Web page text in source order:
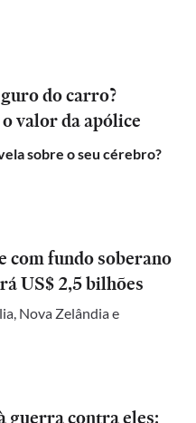
do carro?
valor da apólice
sobre o seu cérebro?
com fundo soberano
US$ 2,5 bilhões
Nova Zelândia e
guerra contra eles: